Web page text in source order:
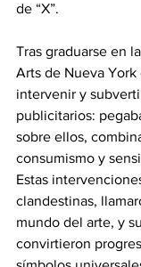
de “X”.
Tras graduarse en
Arts de Nueva York
intervenir y
publicitarios:
sobre ellos,
consumismo y
Estas
clandestinas,
mundo del arte, y
convirtieron